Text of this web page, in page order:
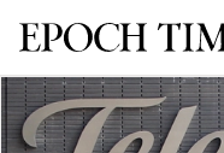
Svenska Epoch